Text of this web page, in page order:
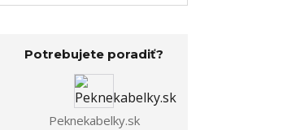
Potrebujete poradiť?
Peknekabelky.sk